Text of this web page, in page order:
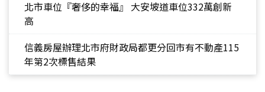
北市車位『奢侈的幸福』 大安坡道車位332萬創新
高
信義房屋辦理北市府財政局都更分回市有不動產115
年第2次標售結果